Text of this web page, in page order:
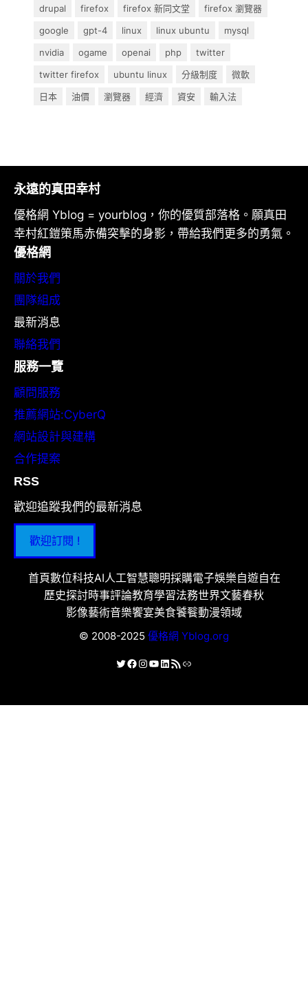
drupal firefox firefox 新同文堂
firefox 瀏覽器
google
gpt-4 linux linux ubuntu
mysql
nvidia
ogame openai php
twitter
twitter firefox
ubuntu linux 分級制度
微軟
日本
油價 瀏覽器 經濟 資安 輸入法
永遠的真田幸村
優格網 Yblog = yourblog，你的優質部落格。願真田
幸村紅鎧策馬赤備突擊的身影，帶給我們更多的勇氣。
優格網
關於我們
團隊組成
最新消息
聯絡我們
服務一覽
顧問服務
推薦網站:CyberQ
網站設計與建構
合作提案
RSS
歡迎追蹤我們的最新消息
歡迎訂閱 !
首頁數位科技AI人工智慧聰明採購電子娛樂自遊自在
歷史探討時事評論教育學習法務世界文藝春秋
影像藝術音樂饗宴美食饕餮動漫領域
© 2008-2025 優格網 Yblog.org
X Facebook
Instagram
YouTube
LinkedIn
RSS 資訊提供連結